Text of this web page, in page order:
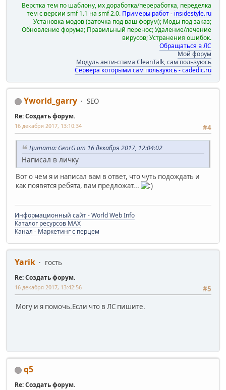
Верстка тем по шаблону, их доработка/переработка, переделка
тем с версии smf 1.1 на smf 2.0. Примеры работ - insidestyle.ru
Установка модов (заточка под ваш форум); Моды под заказ;
Обновление форума; Правильный перенос; Удаление/лечение
вирусов; Устранения ошибок.
Обращаться в ЛС
Мой форум
Модуль анти-спама CleanTalk, сам пользуюсь
Сервера которыми сам пользуюсь - cadedic.ru
Yworld_garry SEO
Re: Создать форум.
#4
16 декабря 2017, 13:10:34
Цитата: GeorG от 16 декабря 2017, 12:04:02
Написал в личку
Вот о чем я и написал вам в ответ, что чуть подождать и
как появятся ребята, вам предложат...
Информационный сайт - World Web Info
Каталог ресурсов MAX
Канал - Маркетинг с перцем
Yarik гость
Re: Создать форум.
#5
16 декабря 2017, 13:42:56
Могу и я помочь.Если что в ЛС пишите.
q5
Re: Создать форум.